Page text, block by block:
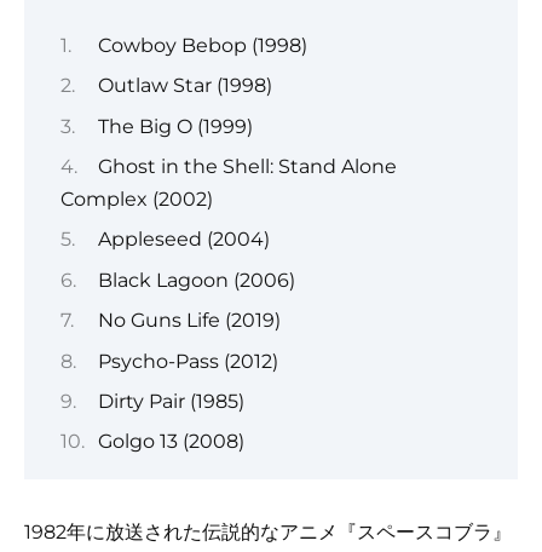
Cowboy Bebop (1998)
Outlaw Star (1998)
The Big O (1999)
Ghost in the Shell: Stand Alone
Complex (2002)
Appleseed (2004)
Black Lagoon (2006)
No Guns Life (2019)
Psycho-Pass (2012)
Dirty Pair (1985)
Golgo 13 (2008)
1982年に放送された伝説的なアニメ『スペースコブラ』